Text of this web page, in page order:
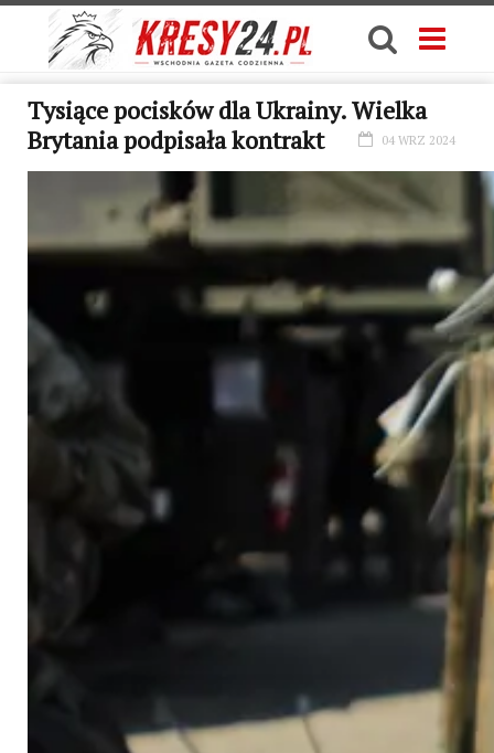
Tysiące pocisków dla Ukrainy. Wielka
Brytania podpisała kontrakt
04 WRZ 2024